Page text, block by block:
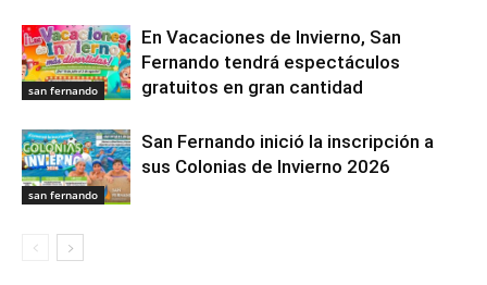
san fernando
En Vacaciones de Invierno, San
Fernando tendrá espectáculos
gratuitos en gran cantidad
san fernando
San Fernando inició la inscripción a
sus Colonias de Invierno 2026